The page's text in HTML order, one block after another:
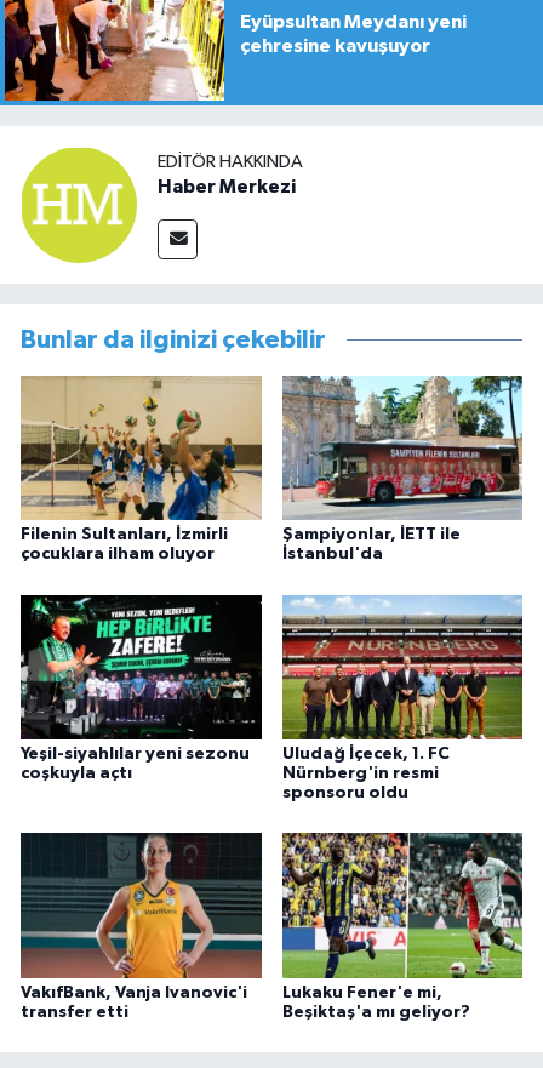
Eyüpsultan Meydanı yeni
çehresine kavuşuyor
EDITÖR HAKKINDA
Haber Merkezi
Bunlar da ilginizi çekebilir
Filenin Sultanları, İzmirli
çocuklara ilham oluyor
Şampiyonlar, İETT ile
İstanbul'da
Yeşil-siyahlılar yeni sezonu
coşkuyla açtı
Uludağ İçecek, 1. FC
Nürnberg'in resmi
sponsoru oldu
VakıfBank, Vanja Ivanovic'i
transfer etti
Lukaku Fener'e mi,
Beşiktaş'a mı geliyor?